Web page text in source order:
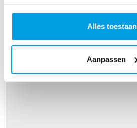
Alles toestaan
Aanpassen